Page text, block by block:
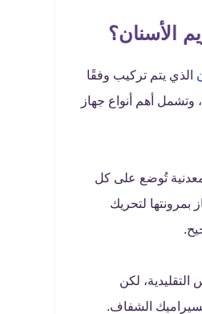
الأسنان؟
الذي يتم تركيب وفقًا
وتشمل أهم أنواع جهاز
تُوضع على كل
لتحريك
لكن
الشفاف.